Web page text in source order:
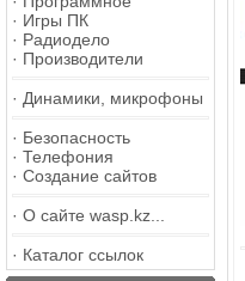
· Игры ПК
· Радиодело
· Производители
· Динамики, микрофоны
· Безопасность
· Телефония
· Создание сайтов
· О сайте wasp.kz...
· Каталог ссылок